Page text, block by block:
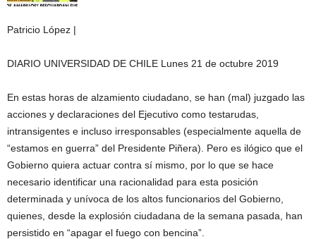
Patricio López |
DIARIO UNIVERSIDAD DE CHILE Lunes 21 de octubre 2019
En estas horas de alzamiento ciudadano, se han (mal) juzgado las
acciones y declaraciones del Ejecutivo como testarudas,
intransigentes e incluso irresponsables (especialmente aquella de
“estamos en guerra” del Presidente Piñera). Pero es ilógico que el
Gobierno quiera actuar contra sí mismo, por lo que se hace
necesario identificar una racionalidad para esta posición
determinada y unívoca de los altos funcionarios del Gobierno,
quienes, desde la explosión ciudadana de la semana pasada, han
persistido en “apagar el fuego con bencina”.